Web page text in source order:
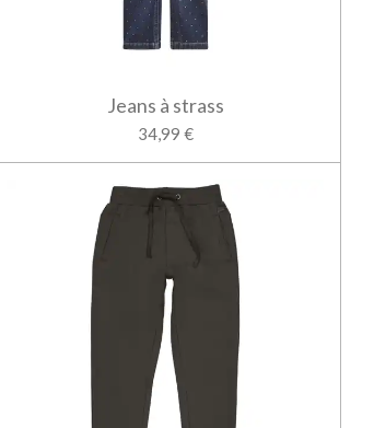
Jeans à strass
34,99 €